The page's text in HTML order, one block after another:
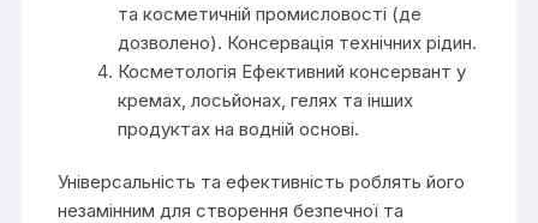
та косметичній промисловості (де
дозволено). Консервація технічних рідин.
Косметологія Ефективний консервант у
кремах, лосьйонах, гелях та інших
продуктах на водній основі.
Універсальність та ефективність роблять його
незамінним для створення безпечної та